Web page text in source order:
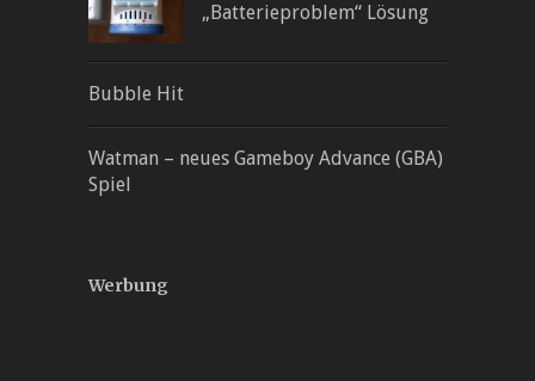
„Batterieproblem“ Lösung
Bubble Hit
Watman – neues Gameboy Advance (GBA)
Spiel
Werbung